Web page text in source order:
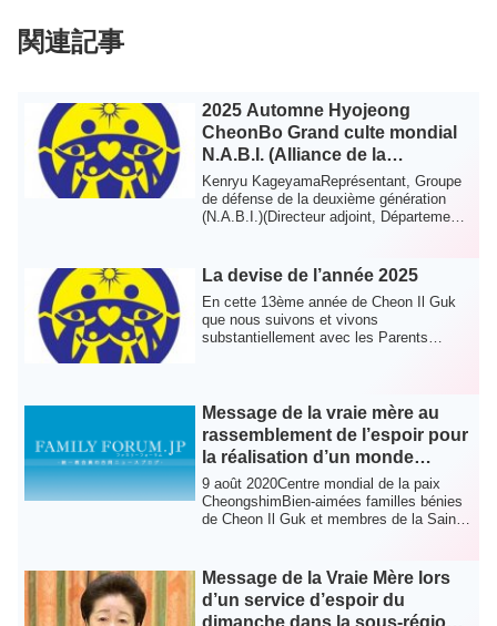
関連記事
2025 Automne Hyojeong
CheonBo Grand culte mondial
N.A.B.I. (Alliance de la
prochaine génération pour la
croyance et l’intercession) —
Groupe de défense de la
Kenryu KageyamaReprésentant, Groupe
de défense de la deuxième génération
(N.A.B.I.)(Directeur adjoint, Département
La devise de l’année 2025
En cette 13ème année de Cheon Il Guk
que nous suivons et vivons
substantiellement avec les Parents
Message de la vraie mère au
rassemblement de l’espoir pour
la réalisation d’un monde
céleste unifié
9 août 2020Centre mondial de la paix
CheongshimBien-aimées familles bénies
de Cheon Il Guk et membres de la Sainte
Message de la Vraie Mère lors
d’un service d’espoir du
dimanche dans la sous-région 1